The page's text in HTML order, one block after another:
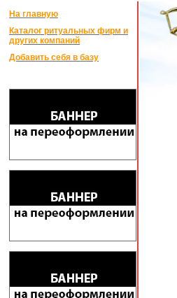
На главную
Каталог ритуальных фирм и
других компаний
Добавить себя в базу